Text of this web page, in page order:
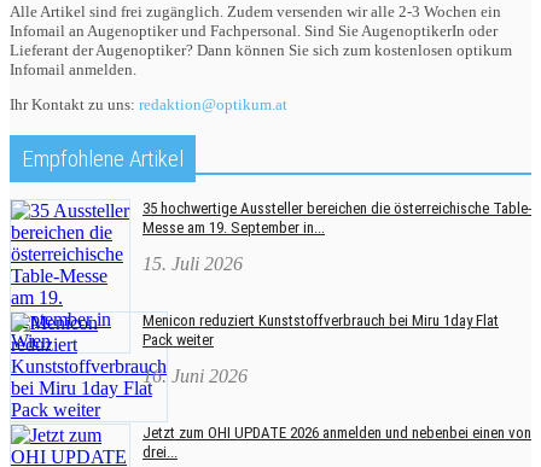
Alle Artikel sind frei zugänglich. Zudem versenden wir alle 2-3 Wochen ein
Infomail an Augenoptiker und Fachpersonal. Sind Sie AugenoptikerIn oder
Lieferant der Augenoptiker? Dann können Sie sich zum kostenlosen optikum
Infomail anmelden.
Ihr Kontakt zu uns: redaktion@optikum.at
Empfohlene Artikel
35 hochwertige Aussteller bereichen die österreichische Table-
Messe am 19. September in...
15. Juli 2026
Menicon reduziert Kunststoffverbrauch bei Miru 1day Flat
Pack weiter
16. Juni 2026
Jetzt zum OHI UPDATE 2026 anmelden und nebenbei einen von
drei...